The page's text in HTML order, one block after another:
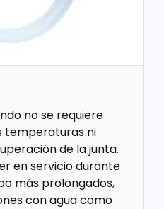
no se requiere
temperaturas ni
de la junta.
en servicio durante
más prolongados,
con agua como